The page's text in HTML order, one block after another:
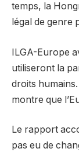
temps, la
légal de genre
ILGA-Europe
utiliseront la
droits
montre que
Le rapport
pas eu de